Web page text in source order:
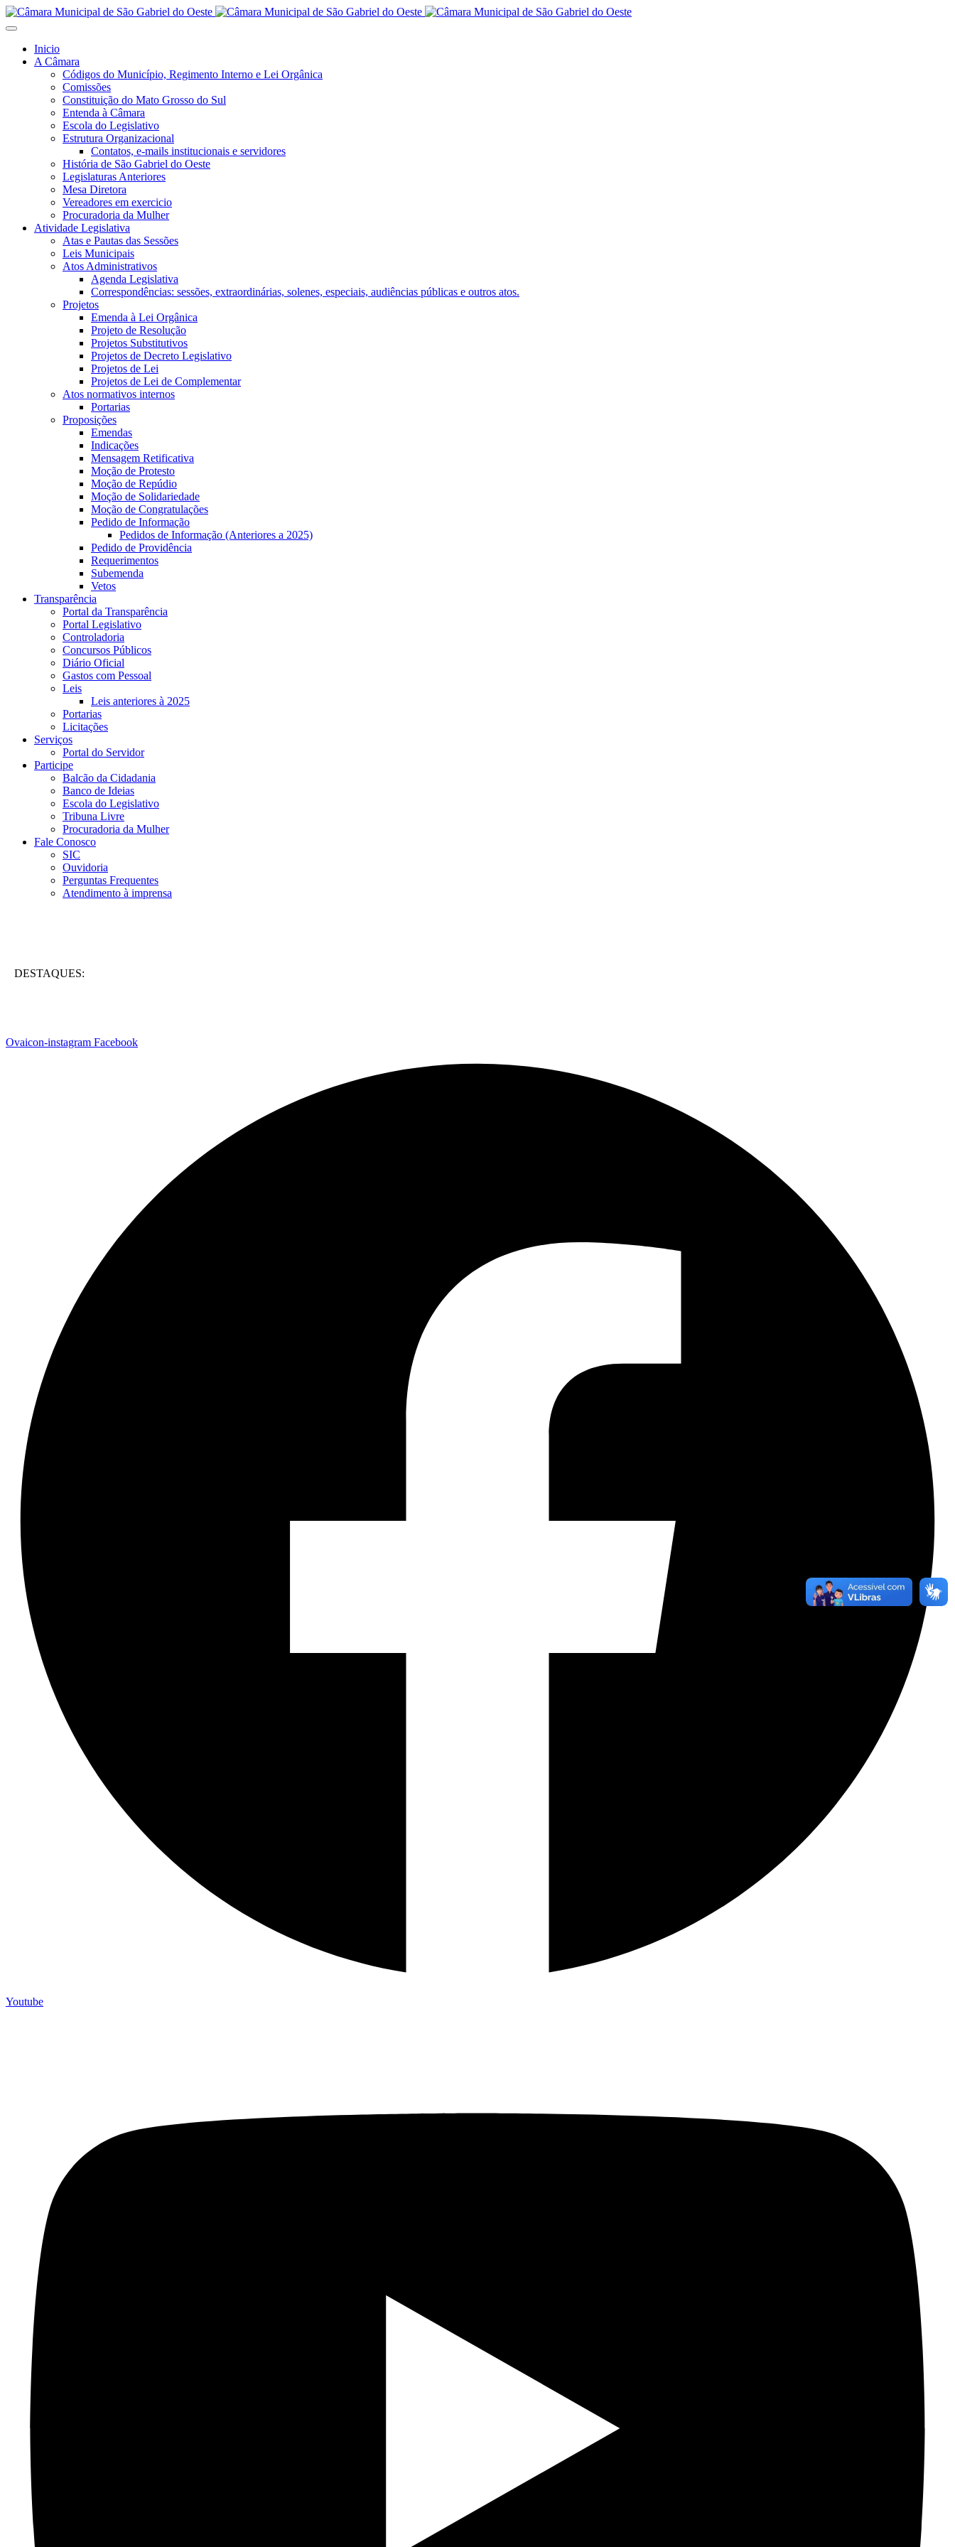
Inicio
A Câmara
Códigos do Município, Regimento Interno e Lei Orgânica
Comissões
Constituição do Mato Grosso do Sul
Entenda à Câmara
Escola do Legislativo
Estrutura Organizacional
Contatos, e-mails institucionais e servidores
História de São Gabriel do Oeste
Legislaturas Anteriores
Mesa Diretora
Vereadores em exercicio
Procuradoria da Mulher
Atividade Legislativa
Atas e Pautas das Sessões
Leis Municipais
Atos Administrativos
Agenda Legislativa
Correspondências: sessões, extraordinárias, solenes, especiais, audiências públicas e outros atos.
Projetos
Emenda à Lei Orgânica
Projeto de Resolução
Projetos Substitutivos
Projetos de Decreto Legislativo
Projetos de Lei
Projetos de Lei de Complementar
Atos normativos internos
Portarias
Proposições
Emendas
Indicações
Mensagem Retificativa
Moção de Protesto
Moção de Repúdio
Moção de Solidariedade
Moção de Congratulações
Pedido de Informação
Pedidos de Informação (Anteriores a 2025)
Pedido de Providência
Requerimentos
Subemenda
Vetos
Transparência
Portal da Transparência
Portal Legislativo
Controladoria
Concursos Públicos
Diário Oficial
Gastos com Pessoal
Leis
Leis anteriores à 2025
Portarias
Licitações
Serviços
Portal do Servidor
Participe
Balcão da Cidadania
Banco de Ideias
Escola do Legislativo
Tribuna Livre
Procuradoria da Mulher
Fale Conosco
SIC
Ouvidoria
Perguntas Frequentes
Atendimento à imprensa
DESTAQUES:
Ovaicon-instagram Facebook
Youtube